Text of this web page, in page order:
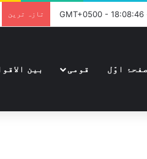
تازہ ترین
صفحۂ اوّل قومی بین